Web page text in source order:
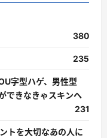
380
235
字型ハゲ、男性型
できなきゃスキンヘ
231
トを大切なあの人に